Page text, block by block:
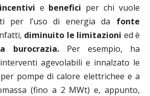
incentivi e benefici per chi vuole
per l’uso di energia da fonte
diminuito le limitazioni ed è
burocrazia. Per esempio, ha
agevolabili e innalzato le
pompe di calore elettrichee e a
(fino a 2 MWt) e, appunto,